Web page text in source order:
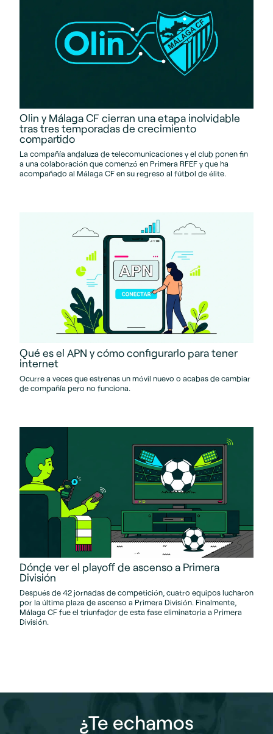
Olin y Málaga CF cierran una etapa inolvidable
tras tres temporadas de crecimiento
compartido
La compañía andaluza de telecomunicaciones y el club ponen fin
a una colaboración que comenzó en Primera RFEF y que ha
acompañado al Málaga CF en su regreso al fútbol de élite.
Qué es el APN y cómo configurarlo para tener
internet
Ocurre a veces que estrenas un móvil nuevo o acabas de cambiar
de compañía pero no funciona.
Dónde ver el playoff de ascenso a Primera
División
Después de 42 jornadas de competición, cuatro equipos lucharon
por la última plaza de ascenso a Primera División. Finalmente,
Málaga CF fue el triunfador de esta fase eliminatoria a Primera
División.
¿Te echamos